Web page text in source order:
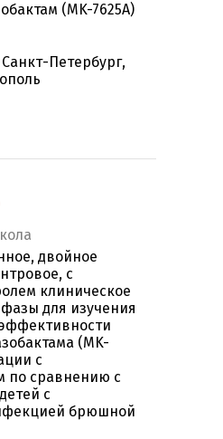
(MK-7625A)
Петербург,
двойное
с
клиническое
для изучения
(MK-
с
по сравнению с
с
брюшной